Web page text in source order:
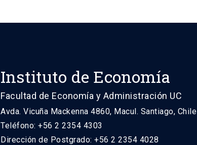
Instituto de Economía
Facultad de Economía y Administración UC
Avda. Vicuña Mackenna 4860, Macul. Santiago, Chile
Teléfono: +56 2 2354 4303
Dirección de Postgrado: +56 2 2354 4028